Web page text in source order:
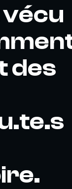
vécu
des